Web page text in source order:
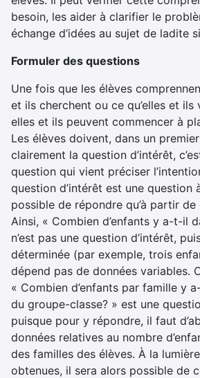
besoin, les aider à clarifier le
échange d’idées au sujet de ladite
Formuler des questions
Une fois que les élèves
et ils cherchent ou ce qu’elles et ils
elles et ils peuvent commencer à
Les élèves doivent, dans un
clairement la question d’intérêt,
question qui vient préciser
question d’intérêt est une question
possible de répondre qu’à partir de
Ainsi, « Combien d’enfants y a-t-il
n’est pas une question d’intérêt,
déterminée (par exemple, trois
dépend pas de données variables.
« Combien d’enfants par famille y
du groupe-classe? » est une
puisque pour y répondre, il faut
données relatives au nombre
des familles des élèves. À la
obtenues, il sera alors possible de